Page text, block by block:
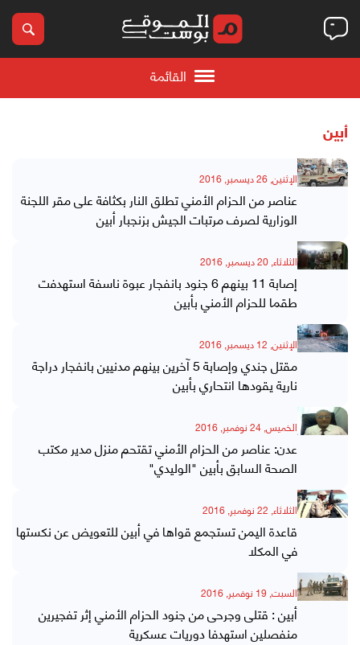
القائمة
أبين
الإثنين, 26 ديسمبر, 2016
عناصر من الحزام الأمني تطلق النار بكثافة على مقر اللجنة
الوزارية لصرف مرتبات الجيش بزنجبار أبين
الثلاثاء, 20 ديسمبر, 2016
إصابة 11 بينهم 6 جنود بانفجار عبوة ناسفة استهدفت
طقما للحزام الأمني بأبين
الإثنين, 12 ديسمبر, 2016
مقتل جندي وإصابة 5 آخرين بينهم مدنيين بانفجار دراجة
نارية يقودها انتحاري بأبين
الخميس, 24 نوفمبر, 2016
عدن: عناصر من الحزام الأمني تقتحم منزل مدير مكتب
الصحة السابق بأبين "الوليدي"
الثلاثاء, 22 نوفمبر, 2016
قاعدة اليمن تستجمع قواها في أبين للتعويض عن نكستها
في المكلا
السبت, 19 نوفمبر, 2016
أبين : قتلى وجرحى من جنود الحزام الأمني إثر تفجيرين
منفصلين استهدفا دوريات عسكرية